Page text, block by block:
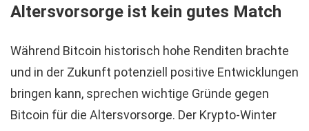
Altersvorsorge ist kein gutes Match
Während Bitcoin historisch hohe Renditen brachte
und in der Zukunft potenziell positive Entwicklungen
bringen kann, sprechen wichtige Gründe gegen
Bitcoin für die Altersvorsorge. Der Krypto-Winter